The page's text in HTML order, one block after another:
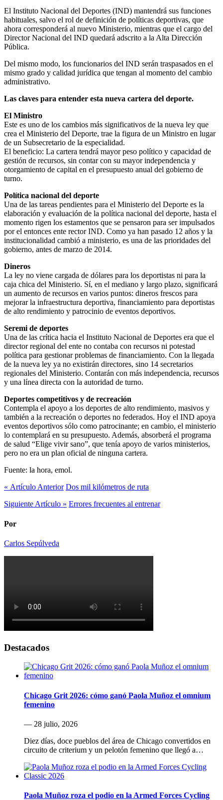
El Instituto Nacional del Deportes (IND) mantendrá sus funciones
habituales, salvo el rol de definición de políticas deportivas, que
ahora corresponderá al nuevo Ministerio, mientras que el cargo del
Director Nacional del IND quedará adscrito a la Alta Dirección
Pública.
Del mismo modo, los funcionarios del IND serán traspasados en el
mismo grado y calidad jurídica que tengan al momento del cambio
administrativo.
Las claves para entender esta nueva cartera del deporte.
El Ministro
Este es uno de los cambios más significativos de la nueva ley que
crea el Ministerio del Deporte, trae la figura de un Ministro en lugar
de un Subsecretario de la especialidad.
El beneficio: La cartera tendrá mayor peso político y capacidad de
gestión de recursos, sin contar con su mayor independencia y
otorgamiento de capital en el presupuesto anual del gobierno de
turno.
Política nacional del deporte
Una de las tareas pendientes para el Ministerio del Deporte es la
elaboración y evaluación de la política nacional del deporte, hasta el
momento rigen los estamentos que se pensaron para ser impulsados
por el entonces ente rector IND. Como ya han pasado 12 años y la
institucionalidad cambió a ministerio, es una de las prioridades del
gobierno, antes de marzo de 2014.
Dineros
La ley no viene cargada de dólares para los deportistas ni para la
caja chica del Ministerio. Sí, en el mediano y largo plazo, significará
un aumento de recursos en varios puntos: dineros frescos para
mejorar la infraestructura deportiva, financiamiento para deportistas
de alto rendimiento y patrocinio de eventos deportivos.
Seremi de deportes
Una de las crítica hacia el Instituto Nacional de Deportes era que el
director regional del ente no contaba con recursos ni potestad
política para gestionar problemas de financiamiento. Con la llegada
de la nueva ley ya no existirán directores, sino 14 secretarios
regionales del Ministerio. Contarán con más independencia, recursos
y una línea directa con la autoridad de turno.
Deportes competitivos y de recreación
Contempla el apoyo a los deportes de alto rendimiento, masivos y
también a la recreación o deportes no federados. Hoy el IND apoya
eventos deportivos sólo como patrocinante; en cambio, el ministerio
lo contemplará en su presupuesto. Además, absorberá el programa
de salud “Elige vivir sano”, que tenía apoyo de varios ministerios,
pero no era un plan oficial de ninguna cartera.
Fuente: la hora, emol.
« Artículo Anterior Dos mil kilómetros de ruta
Siguiente Artículo » Errores frecuentes al entrenar
Por
Carlos Sepúlveda
Destacados
Chicago Grit 2026: cómo ganó Paola Muñoz el omnium
femenino
— 28 julio, 2026
Diez días, doce pueblos del área de Chicago convertidos en
circuito de criterium y un pelotón femenino que llegó a…
Paola Muñoz roza el podio en la Armed Forces Cycling